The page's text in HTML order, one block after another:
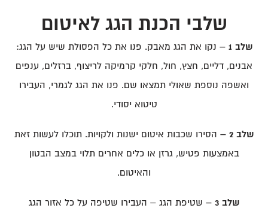
שלבי הכנת הגג לאיטום
שלב 1 –
נקו את הגג מאבק. פנו את כל הפסולת שיש על הגג:
אבנים, דליים, חצץ, חול, חלקי קרמיקה לריצוף, ברזלים, ענפים
ואשפה נוספת שאולי תמצאו שם. פנו את הגג לגמרי, העבירו
טיטוא יסודי.
שלב 2 –
הסירו שכבות איטום ישנות ולקויות. תוכלו לעשות זאת
באמצעות פטיש, גרזן או כלים אחרים תלוי במצב הבטון
והאיטום.
שלב 3 –
שטיפת הגג – העבירו שטיפה על כל אזור הגג